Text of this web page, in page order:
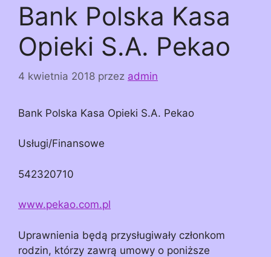
Bank Polska Kasa
Opieki S.A. Pekao
4 kwietnia 2018 przez admin
Bank Polska Kasa Opieki S.A. Pekao
Usługi/Finansowe
542320710
www.pekao.com.pl
Uprawnienia będą przysługiwały członkom
rodzin, którzy zawrą umowy o poniższe